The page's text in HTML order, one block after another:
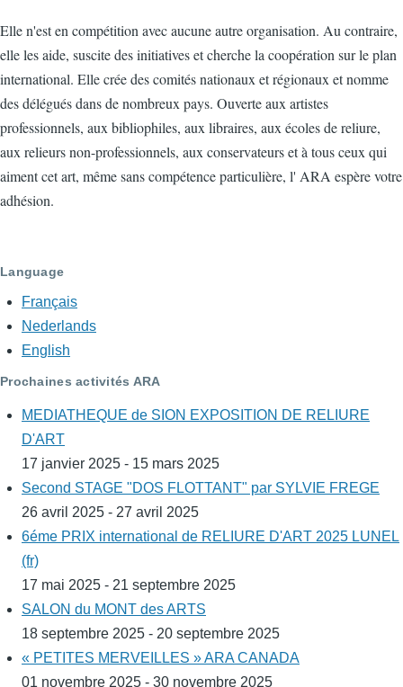
Elle n'est en compétition avec aucune autre organisation. Au contraire,
elle les aide, suscite des initiatives et cherche la coopération sur le plan
international. Elle crée des comités nationaux et régionaux et nomme
des délégués dans de nombreux pays. Ouverte aux artistes
professionnels, aux bibliophiles, aux libraires, aux écoles de reliure,
aux relieurs non-professionnels, aux conservateurs et à tous ceux qui
aiment cet art, même sans compétence particulière, l' ARA espère votre
adhésion.
Language
Français
Nederlands
English
Prochaines activités ARA
MEDIATHEQUE de SION EXPOSITION DE RELIURE
D'ART
17 janvier 2025 - 15 mars 2025
Second STAGE "DOS FLOTTANT" par SYLVIE FREGE
26 avril 2025 - 27 avril 2025
6éme PRIX international de RELIURE D'ART 2025 LUNEL
(fr)
17 mai 2025 - 21 septembre 2025
SALON du MONT des ARTS
18 septembre 2025 - 20 septembre 2025
« PETITES MERVEILLES » ARA CANADA
01 novembre 2025 - 30 novembre 2025